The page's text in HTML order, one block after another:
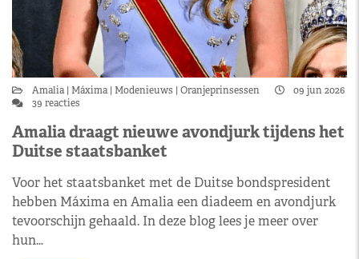
Amalia Máxima Modenieuws Oranjeprinsessen
09 jun 2026
39 reacties
Amalia draagt nieuwe avondjurk tijdens het
Duitse staatsbanket
Voor het staatsbanket met de Duitse bondspresident
hebben Máxima en Amalia een diadeem en avondjurk
tevoorschijn gehaald. In deze blog lees je meer over
hun…